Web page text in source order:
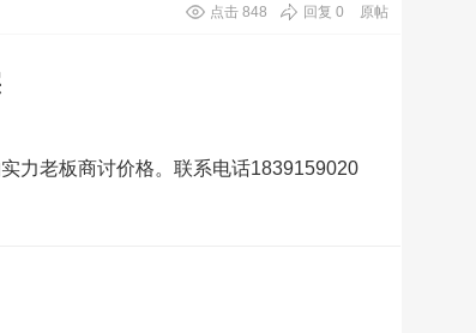
点击 848 回复 0 原帖
力老板商讨价格。联系电话1839159020